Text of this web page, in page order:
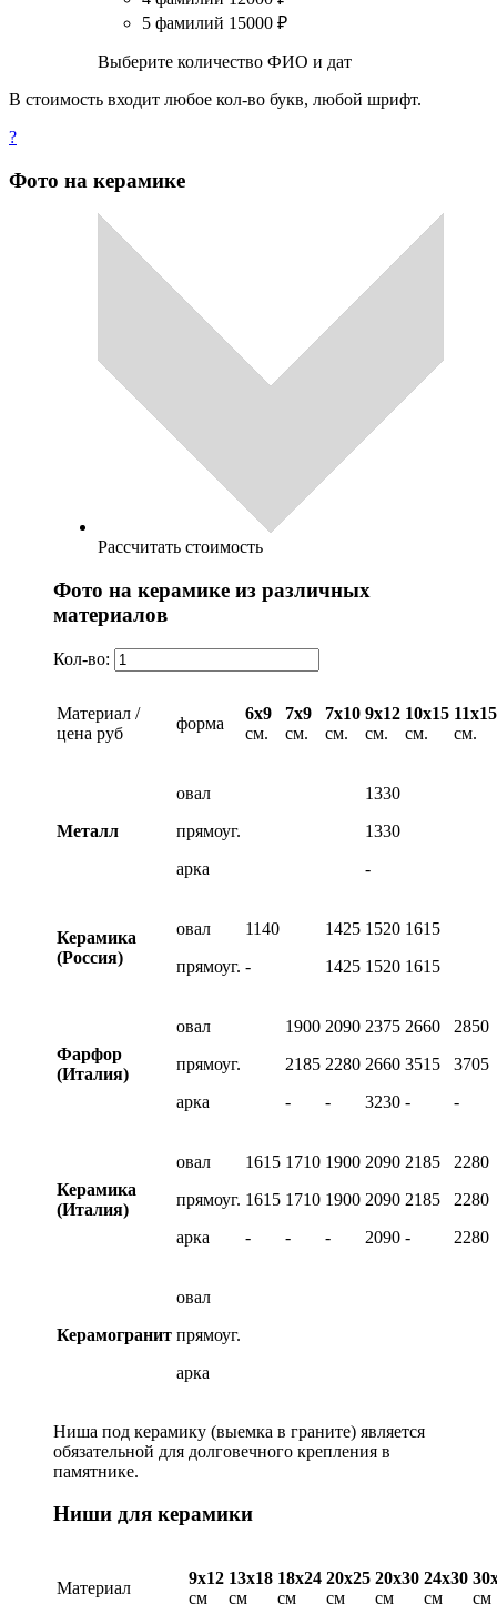
5 фамилий 15000 ₽
Выберите количество ФИО и дат
В стоимость входит любое кол-во букв, любой шрифт.
?
Фото на керамике
Рассчитать стоимость
Фото на керамике из различных
материалов
Кол-во:
Материал /
цена руб
форма
6х9
см.
7х9
см.
7х10
см.
9х12
см.
10х15
см.
11х15
см.
Металл
овал
прямоуг.
арка
1330
1330
-
Керамика
(Россия)
овал
прямоуг.
1140
-
1425
1425
1520
1520
1615
1615
Фарфор
(Италия)
овал
прямоуг.
арка
1900
2185
-
2090
2280
-
2375
2660
3230
2660
3515
-
2850
3705
-
Керамика
(Италия)
овал
прямоуг.
арка
1615
1615
-
1710
1710
-
1900
1900
-
2090
2090
2090
2185
2185
-
2280
2280
2280
Керамогранит
овал
прямоуг.
арка
Ниша под керамику (выемка в граните) является
обязательной для долговечного крепления в
памятнике.
Ниши для керамики
Материал
9х12
см
13х18
см
18х24
см
20х25
см
20х30
см
24х30
см
см